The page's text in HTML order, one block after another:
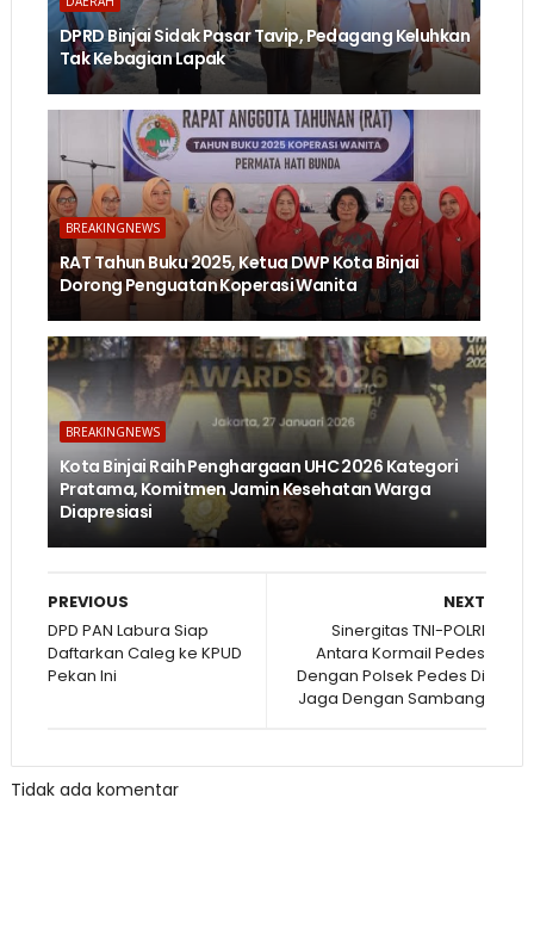
DPRD Binjai Sidak Pasar Tavip, Pedagang Keluhkan
Tak Kebagian Lapak
BREAKINGNEWS
RAT Tahun Buku 2025, Ketua DWP Kota Binjai
Dorong Penguatan Koperasi Wanita
BREAKINGNEWS
Kota Binjai Raih Penghargaan UHC 2026 Kategori
Pratama, Komitmen Jamin Kesehatan Warga
Diapresiasi
NEXT
Sinergitas TNI-POLRI
Antara Kormail Pedes
Dengan Polsek Pedes Di
Jaga Dengan Sambang
PREVIOUS
DPD PAN Labura Siap
Daftarkan Caleg ke KPUD
Pekan Ini
Tidak ada komentar